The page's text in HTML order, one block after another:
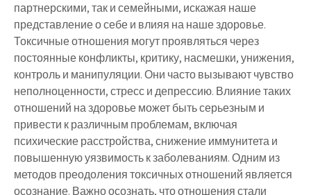
партнерскими, так и семейными, искажая наше
представление о себе и влияя на наше здоровье.
Токсичные отношения могут проявляться через
постоянные конфликты, критику, насмешки, унижения,
контроль и манипуляции. Они часто вызывают чувство
неполноценности, стресс и депрессию. Влияние таких
отношений на здоровье может быть серьезным и
привести к различным проблемам, включая
психические расстройства, снижение иммунитета и
повышенную уязвимость к заболеваниям. Одним из
методов преодоления токсичных отношений является
осознание. Важно осознать, что отношения стали